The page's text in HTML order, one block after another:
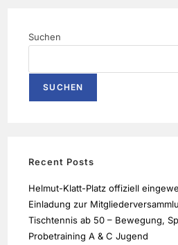
Suchen
SUCHEN
Recent Posts
Helmut-Klatt-Platz offiziell
Einladung zur
Tischtennis ab 50 – Bewegung,
Probetraining A & C Jugend